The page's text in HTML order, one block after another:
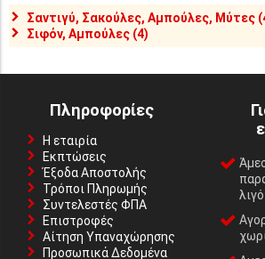
Σαντιγύ, Σακούλες, Αμπούλες, Μύτες
Σιφόν, Αμπούλες (4)
Πληροφορίες
Η εταιρία
Εκπτώσεις
Έξοδα Αποστολής
Τρόποι Πληρωμής
Συντελεστές ΦΠΑ
Επιστροφές
Αίτηση Υπαναχώρησης
Προσωπικά Δεδομένα